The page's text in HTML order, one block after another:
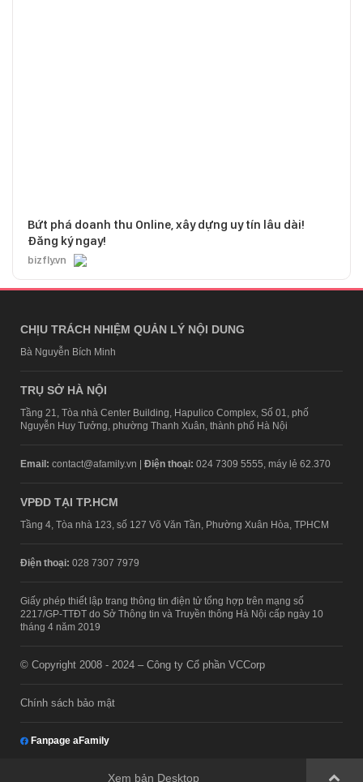
Bứt phá doanh thu Online, xây dựng uy tín lâu dài!
Đăng ký ngay!
bizfly.vn
CHỊU TRÁCH NHIỆM QUẢN LÝ NỘI DUNG
Bà Nguyễn Bích Minh
TRỤ SỞ HÀ NỘI
Tầng 21, Tòa nhà Center Building, Hapulico Complex, Số 01, phố
Nguyễn Huy Tưởng, phường Thanh Xuân, thành phố Hà Nội
Email: contact@afamily.vn | Điện thoại: 024 7309 5555, máy lẻ 62.370
VPĐD TẠI TP.HCM
Tầng 4, Tòa nhà 123, số 127 Võ Văn Tần, Phường Xuân Hòa, TPHCM
Điện thoại: 028 7307 7979
Giấy phép thiết lập trang thông tin điện tử tổng hợp trên mạng số
2217/GP-TTĐT do Sở Thông tin và Truyền thông Hà Nội cấp ngày 10
tháng 4 năm 2019
© Copyright 2008 - 2024 – Công ty Cổ phần VCCorp
Chính sách bảo mật
Fanpage aFamily
Xem bản Desktop